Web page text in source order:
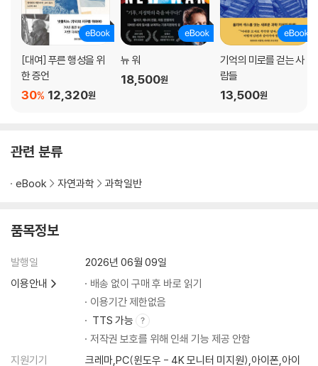
열넷
4부 희망의 이유
열다섯
알려지지 않은 여성 기후학자들
노예와 주인
열일곱
감사의 글
[대여] 푸른 행성을 위
한 증언
12,320원
30%
뉴 워
18,500원
기억의 미로를 걷는 사
람들
13,500원
관련 분류
eBook 자연과학 과학일반
품목정보
발행일
2026년 06월 09일
이용안내
배송 없이 구매 후 바로 읽기
이용기간 제한없음
TTS 가능
저작권 보호를 위해 인쇄 기능 제공 안함
지원기기
크레마,PC(윈도우 - 4K 모니터 미지원),아이폰,아이